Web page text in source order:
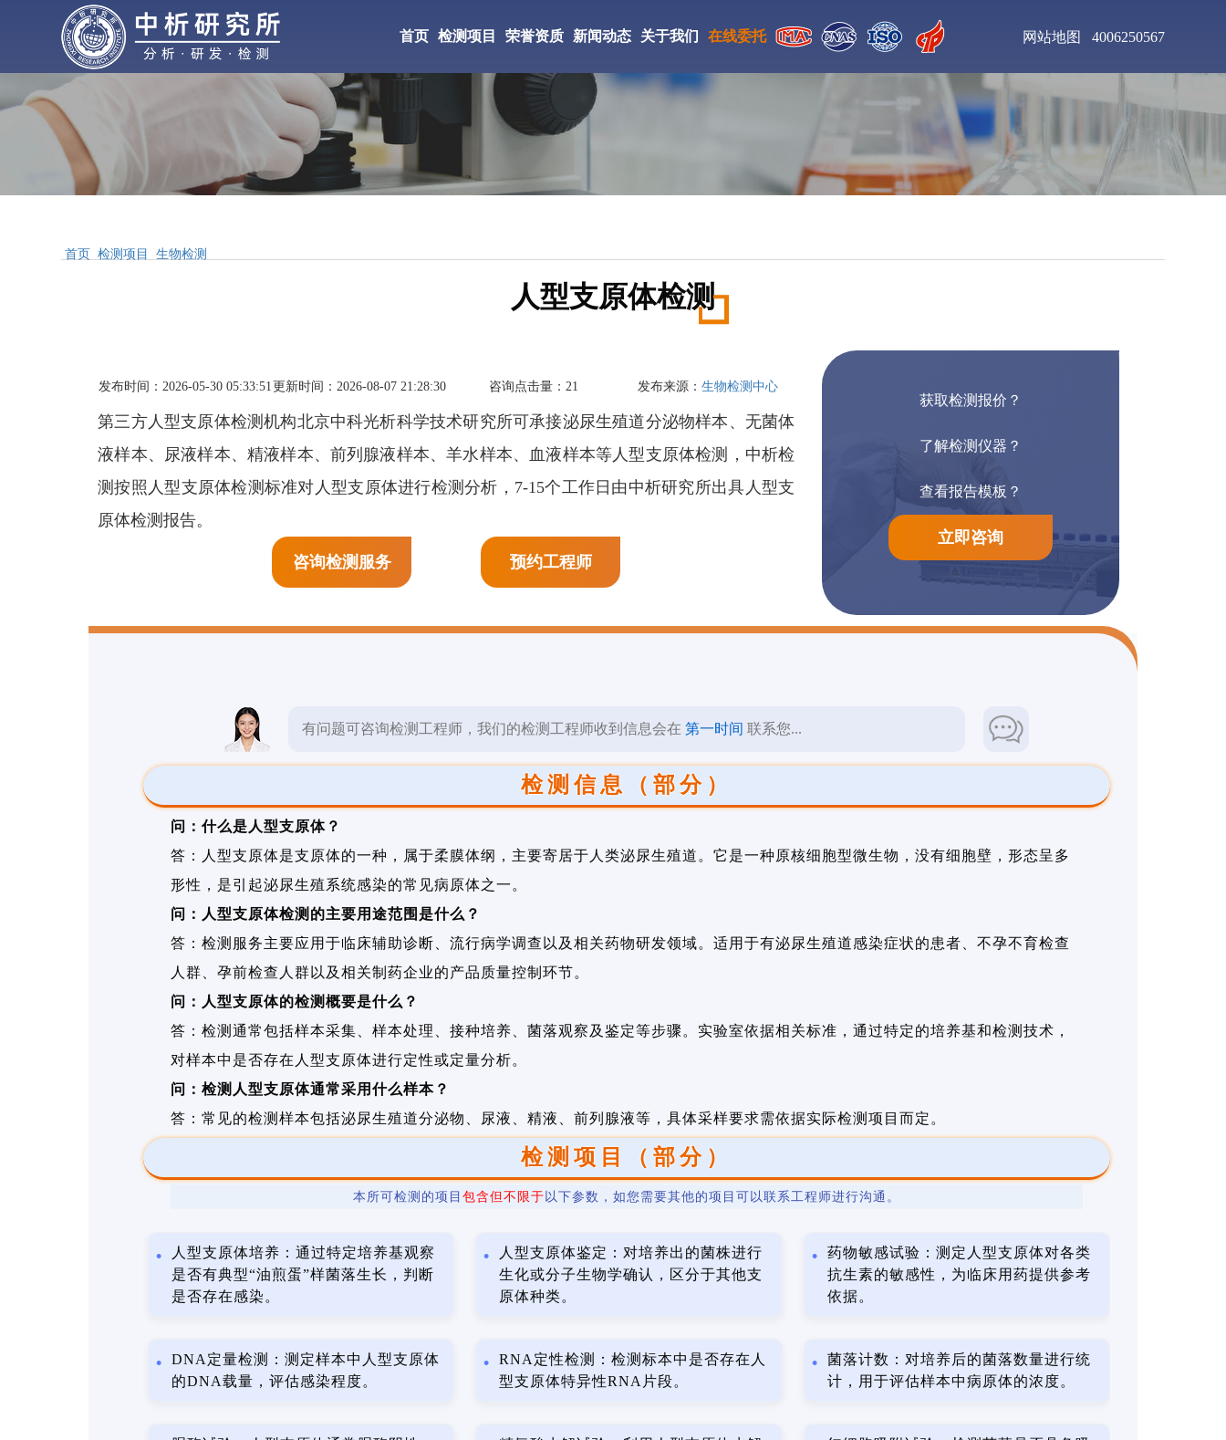
首页 检测项目
材料检测
气体检测
性能检测
生物检测
检测标准
水处理絮凝剂检测 相变储热材料检测 丙烯酸酯胶粘剂检测 聚氨酯清漆检测 增塑剂DOP检测
填充油检测 光引发剂检测
皮革化学品检测
预膜剂检测 页岩抑制剂检测
阳离子表面活性剂检
阳离子染料检测
荣誉资质
CMA检验检测机构
CNAS证书
国家高新技术企业
新闻动态
检测仪器
检测案例
关于我们
实验室环境
在线委托 网站地图 4006250567
首页 检测项目 生物检测
人型支原体检测
发布时间：2026-05-30 05:33:51 更新时间：2026-08-07 21:28:30 咨询点击量： 21 发布来源： 生物检测中心
第三方人型支原体检测机构北京中科光析科学技术研究所可承接泌尿生殖道分泌物样本、无菌体
液样本、尿液样本、精液样本、前列腺液样本、羊水样本、血液样本等人型支原体检测，中析检
测按照人型支原体检测标准对人型支原体进行检测分析，7-15个工作日由中析研究所出具人型支
原体检测报告。
咨询检测服务 预约工程师
获取检测报价？
了解检测仪器？
查看报告模板？
立即咨询
有问题可咨询检测工程师，我们的检测工程师收到信息会在第一时间 联系您...
检测信息（部分）
问：什么是人型支原体？
答：人型支原体是支原体的一种，属于柔膜体纲，主要寄居于人类泌尿生殖道。它是一种原核细胞型微生物，没有细胞壁，形态呈多
形性，是引起泌尿生殖系统感染的常见病原体之一。
问：人型支原体检测的主要用途范围是什么？
答：检测服务主要应用于临床辅助诊断、流行病学调查以及相关药物研发领域。适用于有泌尿生殖道感染症状的患者、不孕不育检查
人群、孕前检查人群以及相关制药企业的产品质量控制环节。
问：人型支原体的检测概要是什么？
答：检测通常包括样本采集、样本处理、接种培养、菌落观察及鉴定等步骤。实验室依据相关标准，通过特定的培养基和检测技术，
对样本中是否存在人型支原体进行定性或定量分析。
问：检测人型支原体通常采用什么样本？
答：常见的检测样本包括泌尿生殖道分泌物、尿液、精液、前列腺液等，具体采样要求需依据实际检测项目而定。
检测项目（部分）
本所可检测的项目 包含但不限于 以下参数，如您需要其他的项目可以联系工程师进行沟通。
人型支原体培养：通过特定培养基观察
是否有典型“油煎蛋”样菌落生长，判断
是否存在感染。
人型支原体鉴定：对培养出的菌株进行
生化或分子生物学确认，区分于其他支
原体种类。
药物敏感试验：测定人型支原体对各类
抗生素的敏感性，为临床用药提供参考
依据。
DNA定量检测：测定样本中人型支原体
的DNA载量，评估感染程度。
RNA定性检测：检测标本中是否存在人
型支原体特异性RNA片段。
菌落计数：对培养后的菌落数量进行统
计，用于评估样本中病原体的浓度。